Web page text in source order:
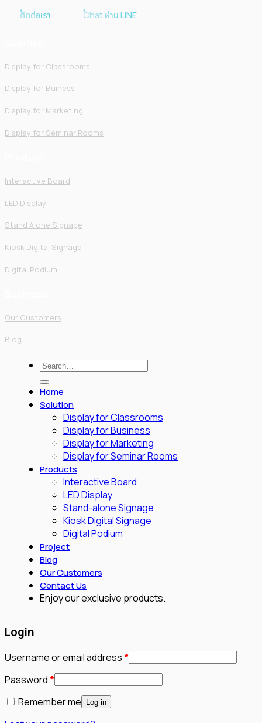
ติดต่อเรา
Chat ผ่าน LINE
Display for Classrooms
Display for Buiness
Display for Marketing
Display for Seminar Rooms
Interactive Board
LED Display
Stand Alone Signage
Kiosk Digital Signage
Digital Podium
Our Customers
Blog
Search
for:
Home
Solution
Display for Classrooms
Display for Business
Display for Marketing
Display for Seminar Rooms
Products
Interactive Board
LED Display
Stand-alone Signage
Kiosk Digital Signage
Digital Podium
Project
Blog
Our Customers
Contact Us
Enjoy our exclusive products.
Login
Username or email address *Required
Password *Required
Remember me
Log in